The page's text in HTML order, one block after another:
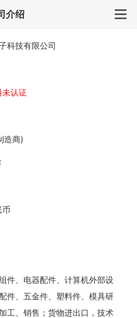
介绍
科技有限公司
未认证
造商)
币
件、电器配件、计算机外部设
件、五金件、塑料件、模具研
工、销售；货物进出口，技术